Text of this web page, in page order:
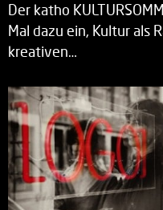
Der katho
Mal dazu ein, Kultur als
kreativen…